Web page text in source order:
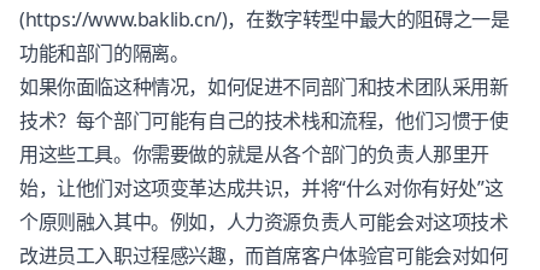
(https://www.baklib.cn/)，在数字转型中最大的阻碍之一是
功能和部门的隔离。
如果你面临这种情况，如何促进不同部门和技术团队采用新
技术？每个部门可能有自己的技术栈和流程，他们习惯于使
用这些工具。你需要做的就是从各个部门的负责人那里开
始，让他们对这项变革达成共识，并将“什么对你有好处”这
个原则融入其中。例如，人力资源负责人可能会对这项技术
改进员工入职过程感兴趣，而首席客户体验官可能会对如何